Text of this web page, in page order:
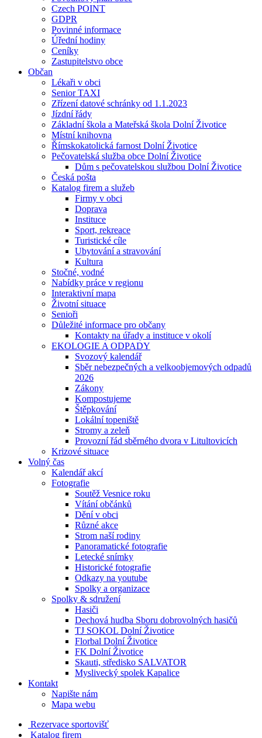
Czech POINT
GDPR
Povinné informace
Úřední hodiny
Ceníky
Zastupitelstvo obce
Občan
Lékaři v obci
Senior TAXI
Zřízení datové schránky od 1.1.2023
Jízdní řády
Základní škola a Mateřská škola Dolní Životice
Místní knihovna
Římskokatolická farnost Dolní Životice
Pečovatelská služba obce Dolní Životice
Dům s pečovatelskou službou Dolní Životice
Česká pošta
Katalog firem a služeb
Firmy v obci
Doprava
Instituce
Sport, rekreace
Turistické cíle
Ubytování a stravování
Kultura
Stočné, vodné
Nabídky práce v regionu
Interaktivní mapa
Životní situace
Senioři
Důležité informace pro občany
Kontakty na úřady a instituce v okolí
EKOLOGIE A ODPADY
Svozový kalendář
Sběr nebezpečných a velkoobjemových odpadů
2026
Zákony
Kompostujeme
Štěpkování
Lokální topeniště
Stromy a zeleň
Provozní řád sběrného dvora v Litultovicích
Krizové situace
Volný čas
Kalendář akcí
Fotografie
Soutěž Vesnice roku
Vítání občánků
Dění v obci
Různé akce
Strom naší rodiny
Panoramatické fotografie
Letecké snímky
Historické fotografie
Odkazy na youtube
Spolky a organizace
Spolky & sdružení
Hasiči
Dechová hudba Sboru dobrovolných hasičů
TJ SOKOL Dolní Životice
Florbal Dolní Životice
FK Dolní Životice
Skauti, středisko SALVATOR
Myslivecký spolek Kapalice
Kontakt
Napište nám
Mapa webu
Rezervace sportovišť
Katalog firem